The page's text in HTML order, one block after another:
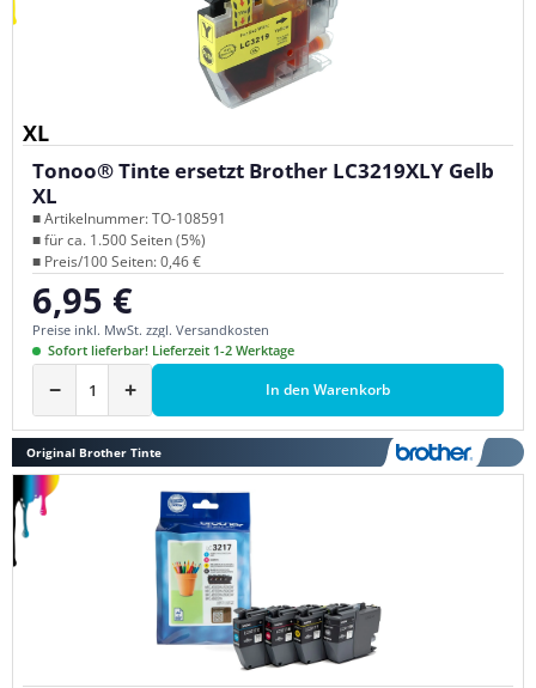
XL
Tonoo® Tinte ersetzt Brother LC3219XLY Gelb
XL
■ Artikelnummer: TO-108591
■ für ca. 1.500 Seiten (5%)
■ Preis/100 Seiten: 0,46 €
Regulärer Preis:
6,95 €
Preise inkl. MwSt. zzgl. Versandkosten
Sofort lieferbar! Lieferzeit 1-2 Werktage
− + In den Warenkorb
Original Brother Tinte